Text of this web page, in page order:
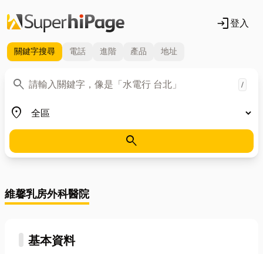
login登入
關鍵字搜尋 電話 進階 產品 地址
search
關鍵字 /
place
地區
search
維馨乳房外科醫院
基本資料